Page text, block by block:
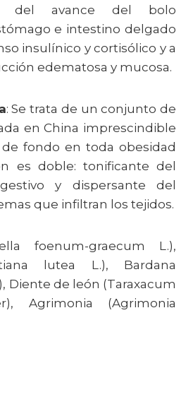
del avance del bolo
e intestino delgado
insulínico y cortisólico y a
edematosa y mucosa.
: Se trata de un conjunto de
en China imprescindible
fondo en toda obesidad
es doble: tonificante del
y dispersante del
que infiltran los tejidos.
foenum-graecum L.),
lutea L.), Bardana
Diente de león (Taraxacum
Agrimonia (Agrimonia